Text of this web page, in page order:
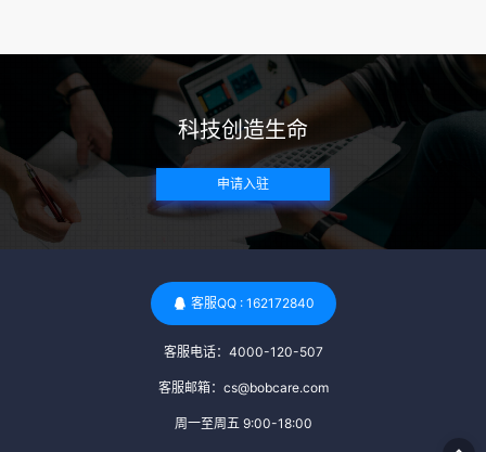
带任何可传染给受卵者的病原体。 药物与生活习惯：捐赠者需
要是非尼古丁使用者、非吸烟者、非吸毒者，并且未使用可能
影响卵子质量的药物，如某些精神药物和避孕植入物。 学历与
心理标准 学历要求：部分卵子库对捐赠者的学历有一定要求，
但这并非普遍标准。一些卵子库可能更倾向于选择受过高等教
育的女性作为捐赠者，但这并不是绝对的筛选条件。 心理状态
评估：捐赠者需要进行心理状态评估，以确定其对捐赠过程的
于确保捐赠者在捐赠过程中保持积极的心态，并理解其捐赠行
为的意义。 其他标准 责任心与沟通能力：由于捐卵过程的时
间不确定性，捐赠者需要有责任心，善于沟通，并尊重预约和
时间表。这有助于确保捐赠周期的顺利进行，并保障受卵者的
科技创造生命
申请入驻
客服QQ : 162172840
客服电话：4000-120-507
客服邮箱：cs@bobcare.com
周一至周五 9:00-18:00